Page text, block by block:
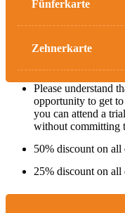
Fünferkarte
Zehnerkarte
Please understand
opportunity to get
you can attend a
without committing
50% discount on
25% discount on all